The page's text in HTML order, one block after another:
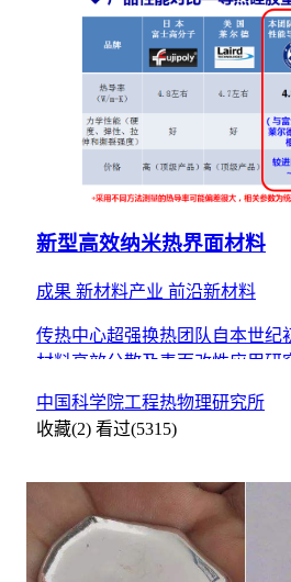
新型高效纳米热界面材料
成果 新材料产业 前沿新材料
传热中心超强换热团队自本世纪
材料高效分散及表面改性应用研
聚合物交联
中国科学院工程热物理研究所
收藏(2) 看过(5315)